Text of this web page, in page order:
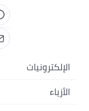
الإلكترونيات
الجوالات
الأزياء